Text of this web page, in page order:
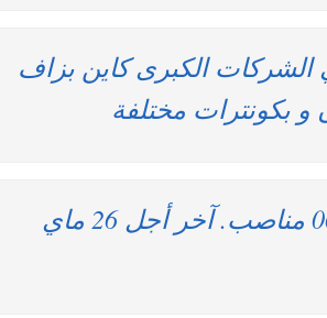
الكبرى كاين بزاف
و بكونترات مختلفة
بريد المغرب : مباريات لتوظيف 06 مناصب. آخر أجل 26 ماي